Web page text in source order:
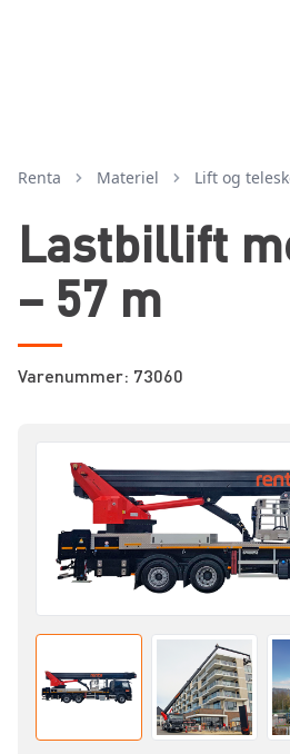
Renta Materiel lift og
Lastbillift
– 57 m
Varenummer: 73060